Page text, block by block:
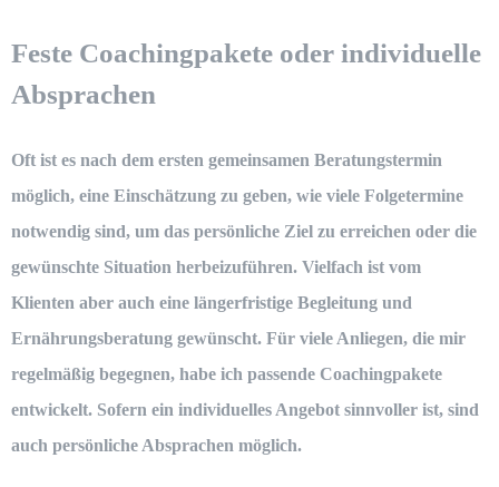
Feste Coachingpakete oder individuelle
Absprachen
Oft ist es nach dem ersten gemeinsamen Beratungstermin
möglich, eine Einschätzung zu geben, wie viele Folgetermine
notwendig sind, um das persönliche Ziel zu erreichen oder die
gewünschte Situation herbeizuführen. Vielfach ist vom
Klienten aber auch eine längerfristige Begleitung und
Ernährungsberatung gewünscht. Für viele Anliegen, die mir
regelmäßig begegnen, habe ich passende Coachingpakete
entwickelt. Sofern ein individuelles Angebot sinnvoller ist, sind
auch persönliche Absprachen möglich.